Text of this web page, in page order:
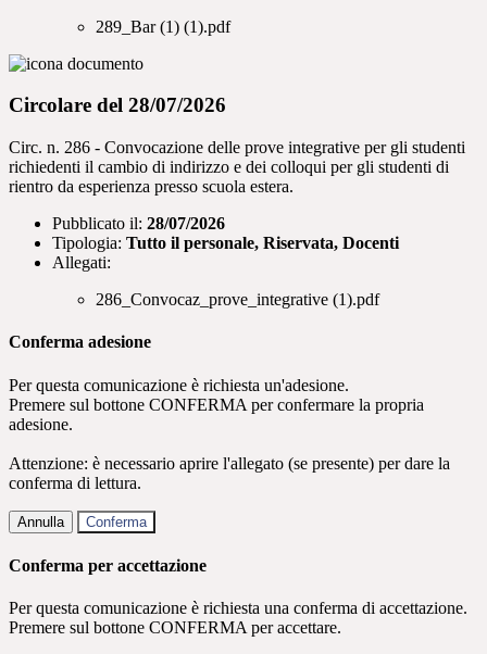
289_Bar (1) (1).pdf
Circolare del 28/07/2026
Circ. n. 286 - Convocazione delle prove integrative per gli studenti
richiedenti il cambio di indirizzo e dei colloqui per gli studenti di
rientro da esperienza presso scuola estera.
Pubblicato il: 28/07/2026
Tipologia: Tutto il personale, Riservata, Docenti
Allegati:
286_Convocaz_prove_integrative (1).pdf
Conferma adesione
Per questa comunicazione è richiesta un'adesione.
Premere sul bottone CONFERMA per confermare la propria
adesione.
Attenzione: è necessario aprire l'allegato (se presente) per dare la
conferma di lettura.
Annulla Conferma
Conferma per accettazione
Per questa comunicazione è richiesta una conferma di accettazione.
Premere sul bottone CONFERMA per accettare.